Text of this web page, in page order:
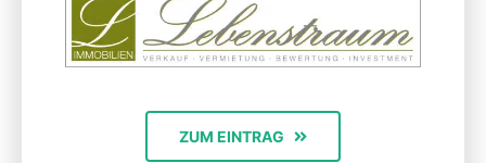
ZUM EINTRAG